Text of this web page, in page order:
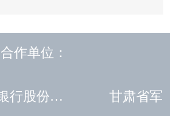
合作单位：
浙商银行股份有限公司兰州分公司